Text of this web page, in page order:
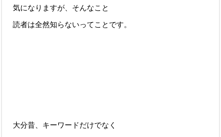
気になりますが、そんなこと
読者は全然知らないってことです。
大分昔、キーワードだけでなく